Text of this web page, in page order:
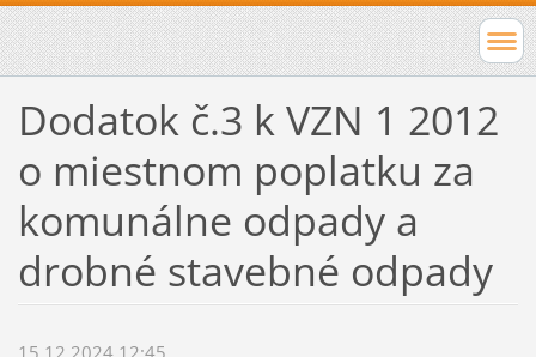
Dodatok č.3 k VZN 1 2012
o miestnom poplatku za
komunálne odpady a
drobné stavebné odpady
15.12.2024 12:45